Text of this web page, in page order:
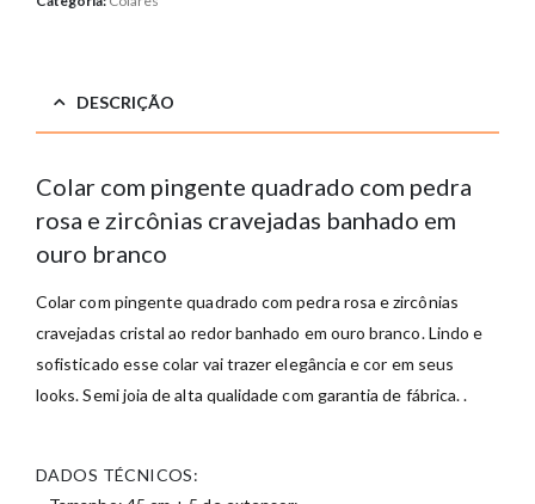
DESCRIÇÃO
Colar com pingente quadrado com pedra
rosa e zircônias cravejadas banhado em
ouro branco
Colar com pingente quadrado com pedra rosa e zircônias
cravejadas cristal ao redor banhado em ouro branco. Lindo e
sofisticado esse colar vai trazer elegância e cor em seus
looks. Semi joia de alta qualidade com garantia de fábrica. .
DADOS TÉCNICOS: